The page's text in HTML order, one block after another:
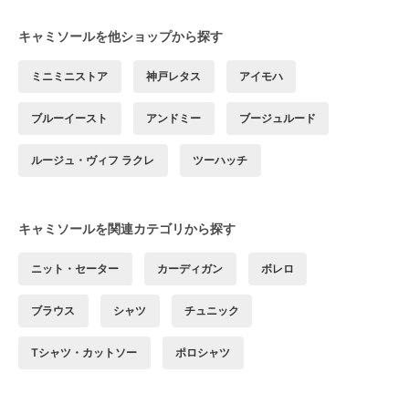
キャミソールを他ショップから探す
ミニミニストア 神戸レタス アイモハ
ブルーイースト アンドミー ブージュルード
ルージュ・ヴィフ ラクレ ツーハッチ
キャミソールを関連カテゴリから探す
ニット・セーター カーディガン ボレロ
ブラウス シャツ チュニック
Tシャツ・カットソー ポロシャツ